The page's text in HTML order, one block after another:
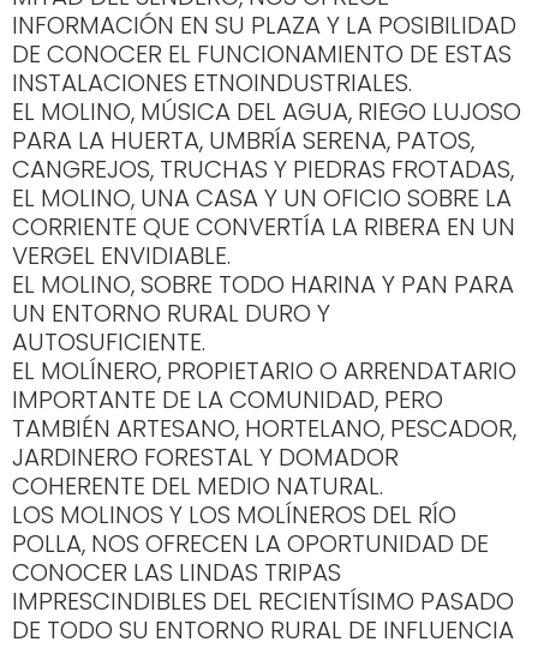
INFORMACIÓN EN SU PLAZA Y LA POSIBILIDAD
DE CONOCER EL FUNCIONAMIENTO DE ESTAS
INSTALACIONES ETNOINDUSTRIALES.
EL MOLINO, MÚSICA DEL AGUA, RIEGO LUJOSO
PARA LA HUERTA, UMBRÍA SERENA, PATOS,
CANGREJOS, TRUCHAS Y PIEDRAS FROTADAS,
EL MOLINO, UNA CASA Y UN OFICIO SOBRE LA
CORRIENTE QUE CONVERTÍA LA RIBERA EN UN
VERGEL ENVIDIABLE.
EL MOLINO, SOBRE TODO HARINA Y PAN PARA
UN ENTORNO RURAL DURO Y
AUTOSUFICIENTE.
EL MOLÍNERO, PROPIETARIO O ARRENDATARIO
IMPORTANTE DE LA COMUNIDAD, PERO
TAMBIÉN ARTESANO, HORTELANO, PESCADOR,
JARDINERO FORESTAL Y DOMADOR
COHERENTE DEL MEDIO NATURAL.
LOS MOLINOS Y LOS MOLÍNEROS DEL RÍO
POLLA, NOS OFRECEN LA OPORTUNIDAD DE
CONOCER LAS LINDAS TRIPAS
IMPRESCINDIBLES DEL RECIENTÍSIMO PASADO
DE TODO SU ENTORNO RURAL DE INFLUENCIA